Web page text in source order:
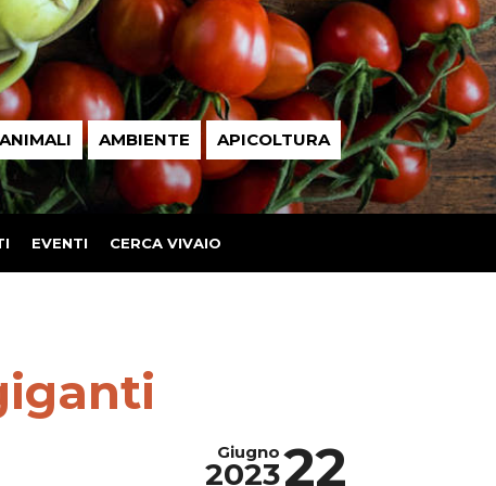
ANIMALI AMBIENTE APICOLTURA
EVENTI CERCA VIVAIO
22
Giugno
2023